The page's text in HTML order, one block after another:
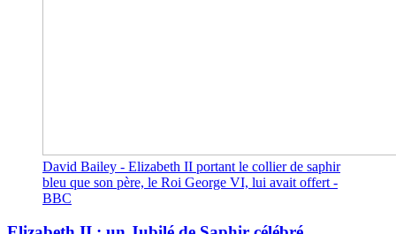
David Bailey - Elizabeth II portant le collier de saphir
bleu que son père, le Roi George VI, lui avait offert -
BBC